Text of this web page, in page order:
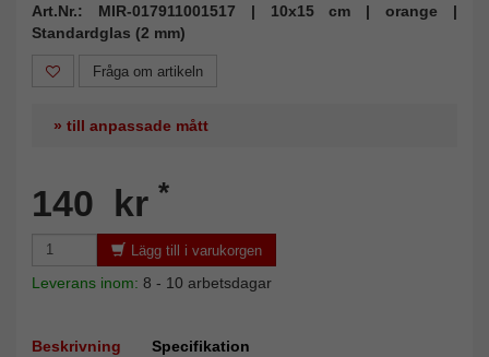
Art.Nr.: MIR-017911001517 | 10x15 cm | orange |
Standardglas (2 mm)
Fråga om artikeln
» till anpassade mått
140 kr *
Lägg till i varukorgen
Leverans inom: 8 - 10 arbetsdagar
Beskrivning Specifikation